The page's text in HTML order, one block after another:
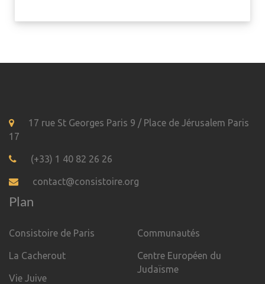
17 rue St Georges Paris 9 / Place de Jérusalem Paris
17
(+33) 1 40 82 26 26
contact@consistoire.org
Plan
Consistoire de Paris
La Cacherout
Vie Juive
Communautés
Centre Européen du
Judaïsme